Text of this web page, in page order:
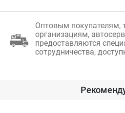
Оптовым покупателям,
организациям,
предоставляются
сотрудничества,